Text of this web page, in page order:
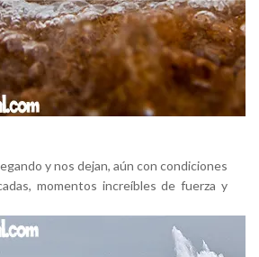
y nos dejan, aún con condiciones
momentos increíbles de fuerza y